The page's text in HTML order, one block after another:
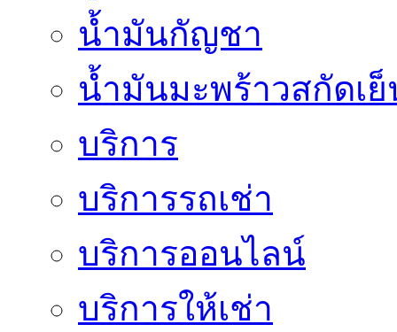
น้ำมันกัญชา
น้ำมันมะพร้าวสกัดเ
บริการ
บริการรถเช่า
บริการออนไลน์
บริการให้เช่า